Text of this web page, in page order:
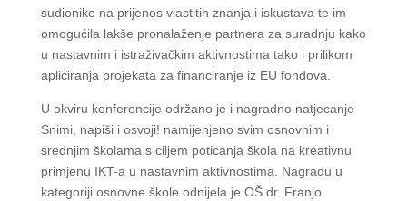
sudionike na prijenos vlastitih znanja i iskustava te im
omogućila lakše pronalaženje partnera za suradnju kako
u nastavnim i istraživačkim aktivnostima tako i prilikom
apliciranja projekata za financiranje iz EU fondova.
U okviru konferencije održano je i nagradno natjecanje
Snimi, napiši i osvoji! namijenjeno svim osnovnim i
srednjim školama s ciljem poticanja škola na kreativnu
primjenu IKT-a u nastavnim aktivnostima. Nagradu u
kategoriji osnovne škole odnijela je OŠ dr. Franjo